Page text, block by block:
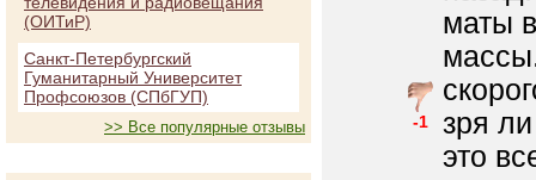
-1
маты
зря
это
(ОИТиР)
Санкт-Петербургский
Гуманитарный Университет
Профсоюзов (СПбГУП)
>> Все популярные отзывы